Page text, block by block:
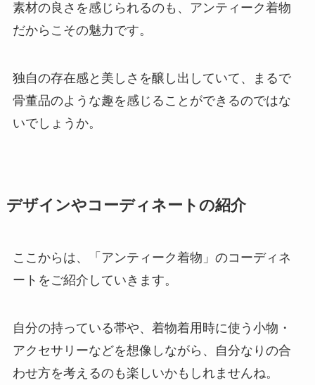
素材の良さを感じられるのも、アンティーク着物
だからこその魅力です。
独自の存在感と美しさを醸し出していて、まるで
骨董品のような趣を感じることができるのではな
いでしょうか。
デザインやコーディネートの紹介
ここからは、「アンティーク着物」のコーディネ
ートをご紹介していきます。
自分の持っている帯や、着物着用時に使う小物・
アクセサリーなどを想像しながら、自分なりの合
わせ方を考えるのも楽しいかもしれませんね。